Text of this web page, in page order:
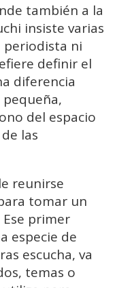
también a la
insiste varias
periodista ni
definir el
diferencia
del espacio
las
reunirse
tomar un
Ese primer
especie de
escucha, va
temas o